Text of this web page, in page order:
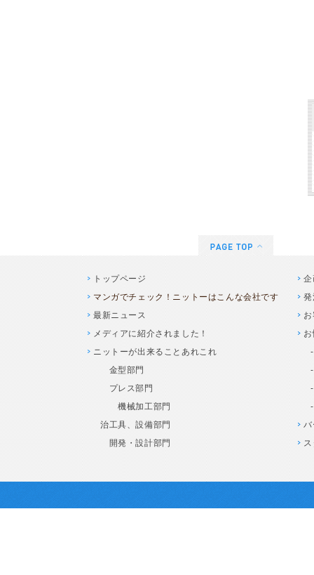
トップページ
マンガでチェック！ニットーはこんな会社です
最新ニュース
メディアに紹介されました！
ニットーが出来ることあれこれ
金型部門
プレス部門
機械加工部門
治工具、設備部門
開発・設計部門
企
発
お
お
バ
ス